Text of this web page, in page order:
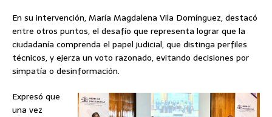
En su intervención, María Magdalena Vila Domínguez, destacó
entre otros puntos, el desafío que representa lograr que la
ciudadanía comprenda el papel judicial, que distinga perfiles
técnicos, y ejerza un voto razonado, evitando decisiones por
simpatía o desinformación.
Expresó que
una vez